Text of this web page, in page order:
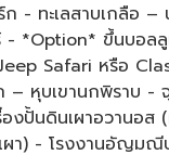
ก - ทะเลสาบเกลือ –
- *Option* ขึ้นบอล
Safari หรือ
– หุบเขานกพิราบ - จุ
องปั้นดินเผาอวานอ
ผา) - โรงงานอัญมณี